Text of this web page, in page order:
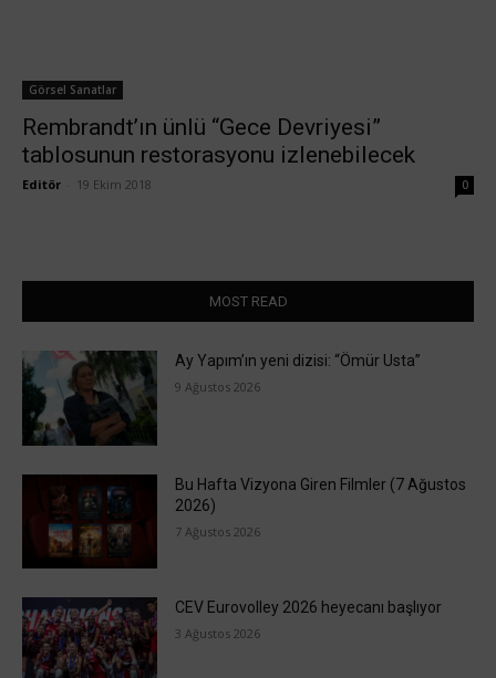
Görsel Sanatlar
Rembrandt’ın ünlü “Gece Devriyesi”
tablosunun restorasyonu izlenebilecek
Editör 19 Ekim 2018 0
MOST READ
Ay Yapım’ın yeni dizisi: “Ömür Usta”
9 Ağustos 2026
Bu Hafta Vizyona Giren Filmler (7 Ağustos
2026)
7 Ağustos 2026
CEV Eurovolley 2026 heyecanı başlıyor
3 Ağustos 2026